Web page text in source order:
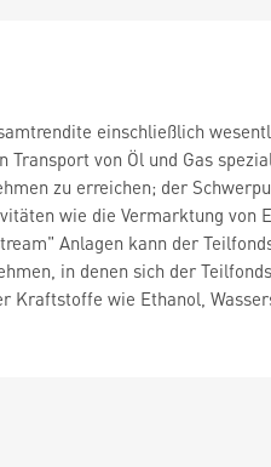
einschließlich
von Öl und Gas
zu erreichen; der
wie die Vermarktung von
Anlagen kann der
in denen sich der
wie Ethanol,